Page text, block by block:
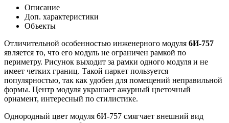
Описание
Доп. характеристики
Объекты
Отличительной особенностью инженерного модуля 6И-757
является то, что его модуль не ограничен рамкой по
периметру. Рисунок выходит за рамки одного модуля и не
имеет четких границ. Такой паркет пользуется
популярностью, так как удобен для помещений неправильной
формы. Центр модуля украшает ажурный цветочный
орнамент, интересный по стилистике.
Однородный цвет модуля 6И-757 смягчает внешний вид